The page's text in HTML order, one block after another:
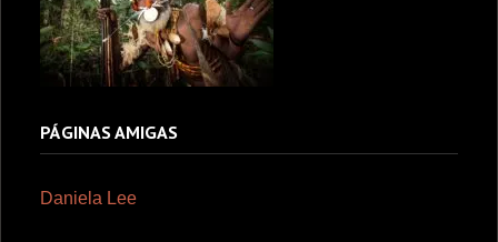
PÁGINAS AMIGAS
Daniela Lee